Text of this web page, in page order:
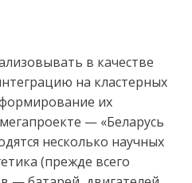
в качестве
на кластерных
их
— «Беларусь
несколько научных
(прежде всего